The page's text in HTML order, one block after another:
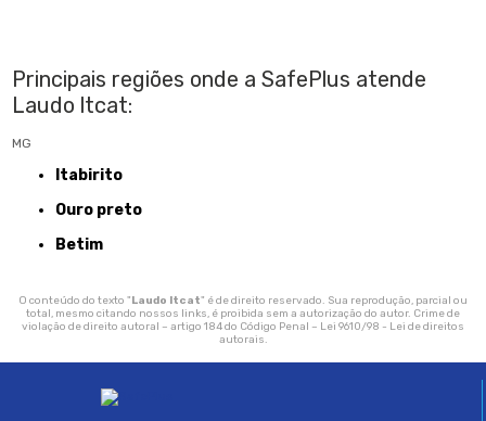
Principais regiões onde a SafePlus atende
Laudo ltcat:
MG
Itabirito
Ouro preto
Betim
O conteúdo do texto "Laudo ltcat" é de direito reservado. Sua reprodução, parcial ou
total, mesmo citando nossos links, é proibida sem a autorização do autor. Crime de
violação de direito autoral – artigo 184 do Código Penal – Lei 9610/98 - Lei de direitos
autorais.